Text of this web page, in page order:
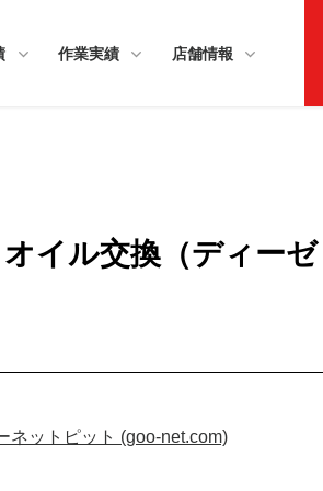
作業実績 店舗情報
ル交換（ディーゼ
ットピット (goo-net.com)